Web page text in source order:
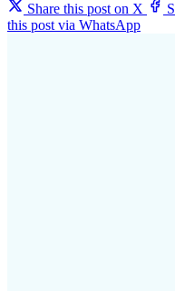
Share this post on X
this post via WhatsApp